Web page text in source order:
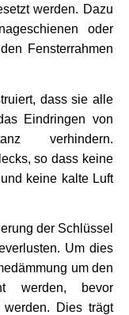
werden. Dazu
oder
Fensterrahmen
Eindringen von
verhindern.
so dass keine
keine kalte Luft
der Schlüssel
Um dies
um den
werden, bevor
werden. Dies trägt